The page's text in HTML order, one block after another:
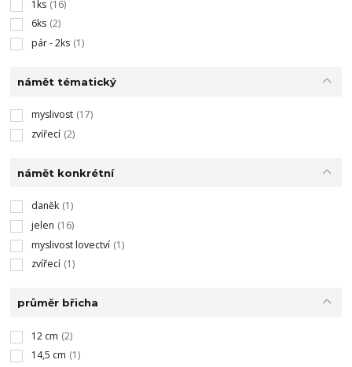
1ks (16)
6ks (2)
pár - 2ks (1)
námět tématický
myslivost (17)
zvířecí (2)
námět konkrétní
daněk (1)
jelen (16)
myslivost lovectví (1)
zvířecí (1)
průměr břicha
12 cm (2)
14,5 cm (1)